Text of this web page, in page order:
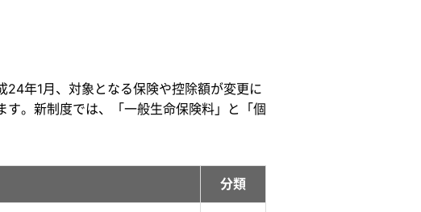
年1月、対象となる保険や控除額が変更に
。新制度では、「一般生命保険料」と「個
分類